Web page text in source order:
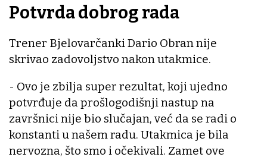
Potvrda dobrog rada
Trener Bjelovarčanki Dario Obran nije
skrivao zadovoljstvo nakon utakmice.
- Ovo je zbilja super rezultat, koji ujedno
potvrđuje da prošlogodišnji nastup na
završnici nije bio slučajan, već da se radi o
konstanti u našem radu. Utakmica je bila
nervozna, što smo i očekivali. Zamet ove